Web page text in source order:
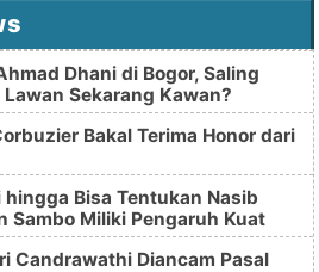
Dhani di Bogor, Saling
Sekarang Kawan?
Bakal Terima Honor dari
hingga Bisa Tentukan Nasib
Sambo Miliki Pengaruh Kuat
Candrawathi Diancam Pasal